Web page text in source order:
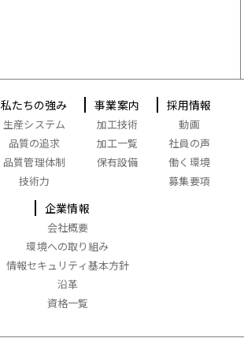
私たちの強み
生産システム
品質の追求
品質管理体制
技術力
事業案内
加工技術
加工一覧
保有設備
採用情報
動画
社員の声
働く環境
募集要項
企業情報
会社概要
環境への取り組み
情報セキュリティ基本方針
沿革
資格一覧